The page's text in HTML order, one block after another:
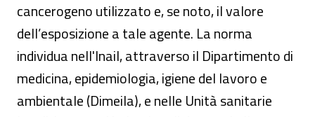
cancerogeno utilizzato e, se noto, il valore
dell’esposizione a tale agente. La norma
individua nell'Inail, attraverso il Dipartimento di
medicina, epidemiologia, igiene del lavoro e
ambientale (Dimeila), e nelle Unità sanitarie